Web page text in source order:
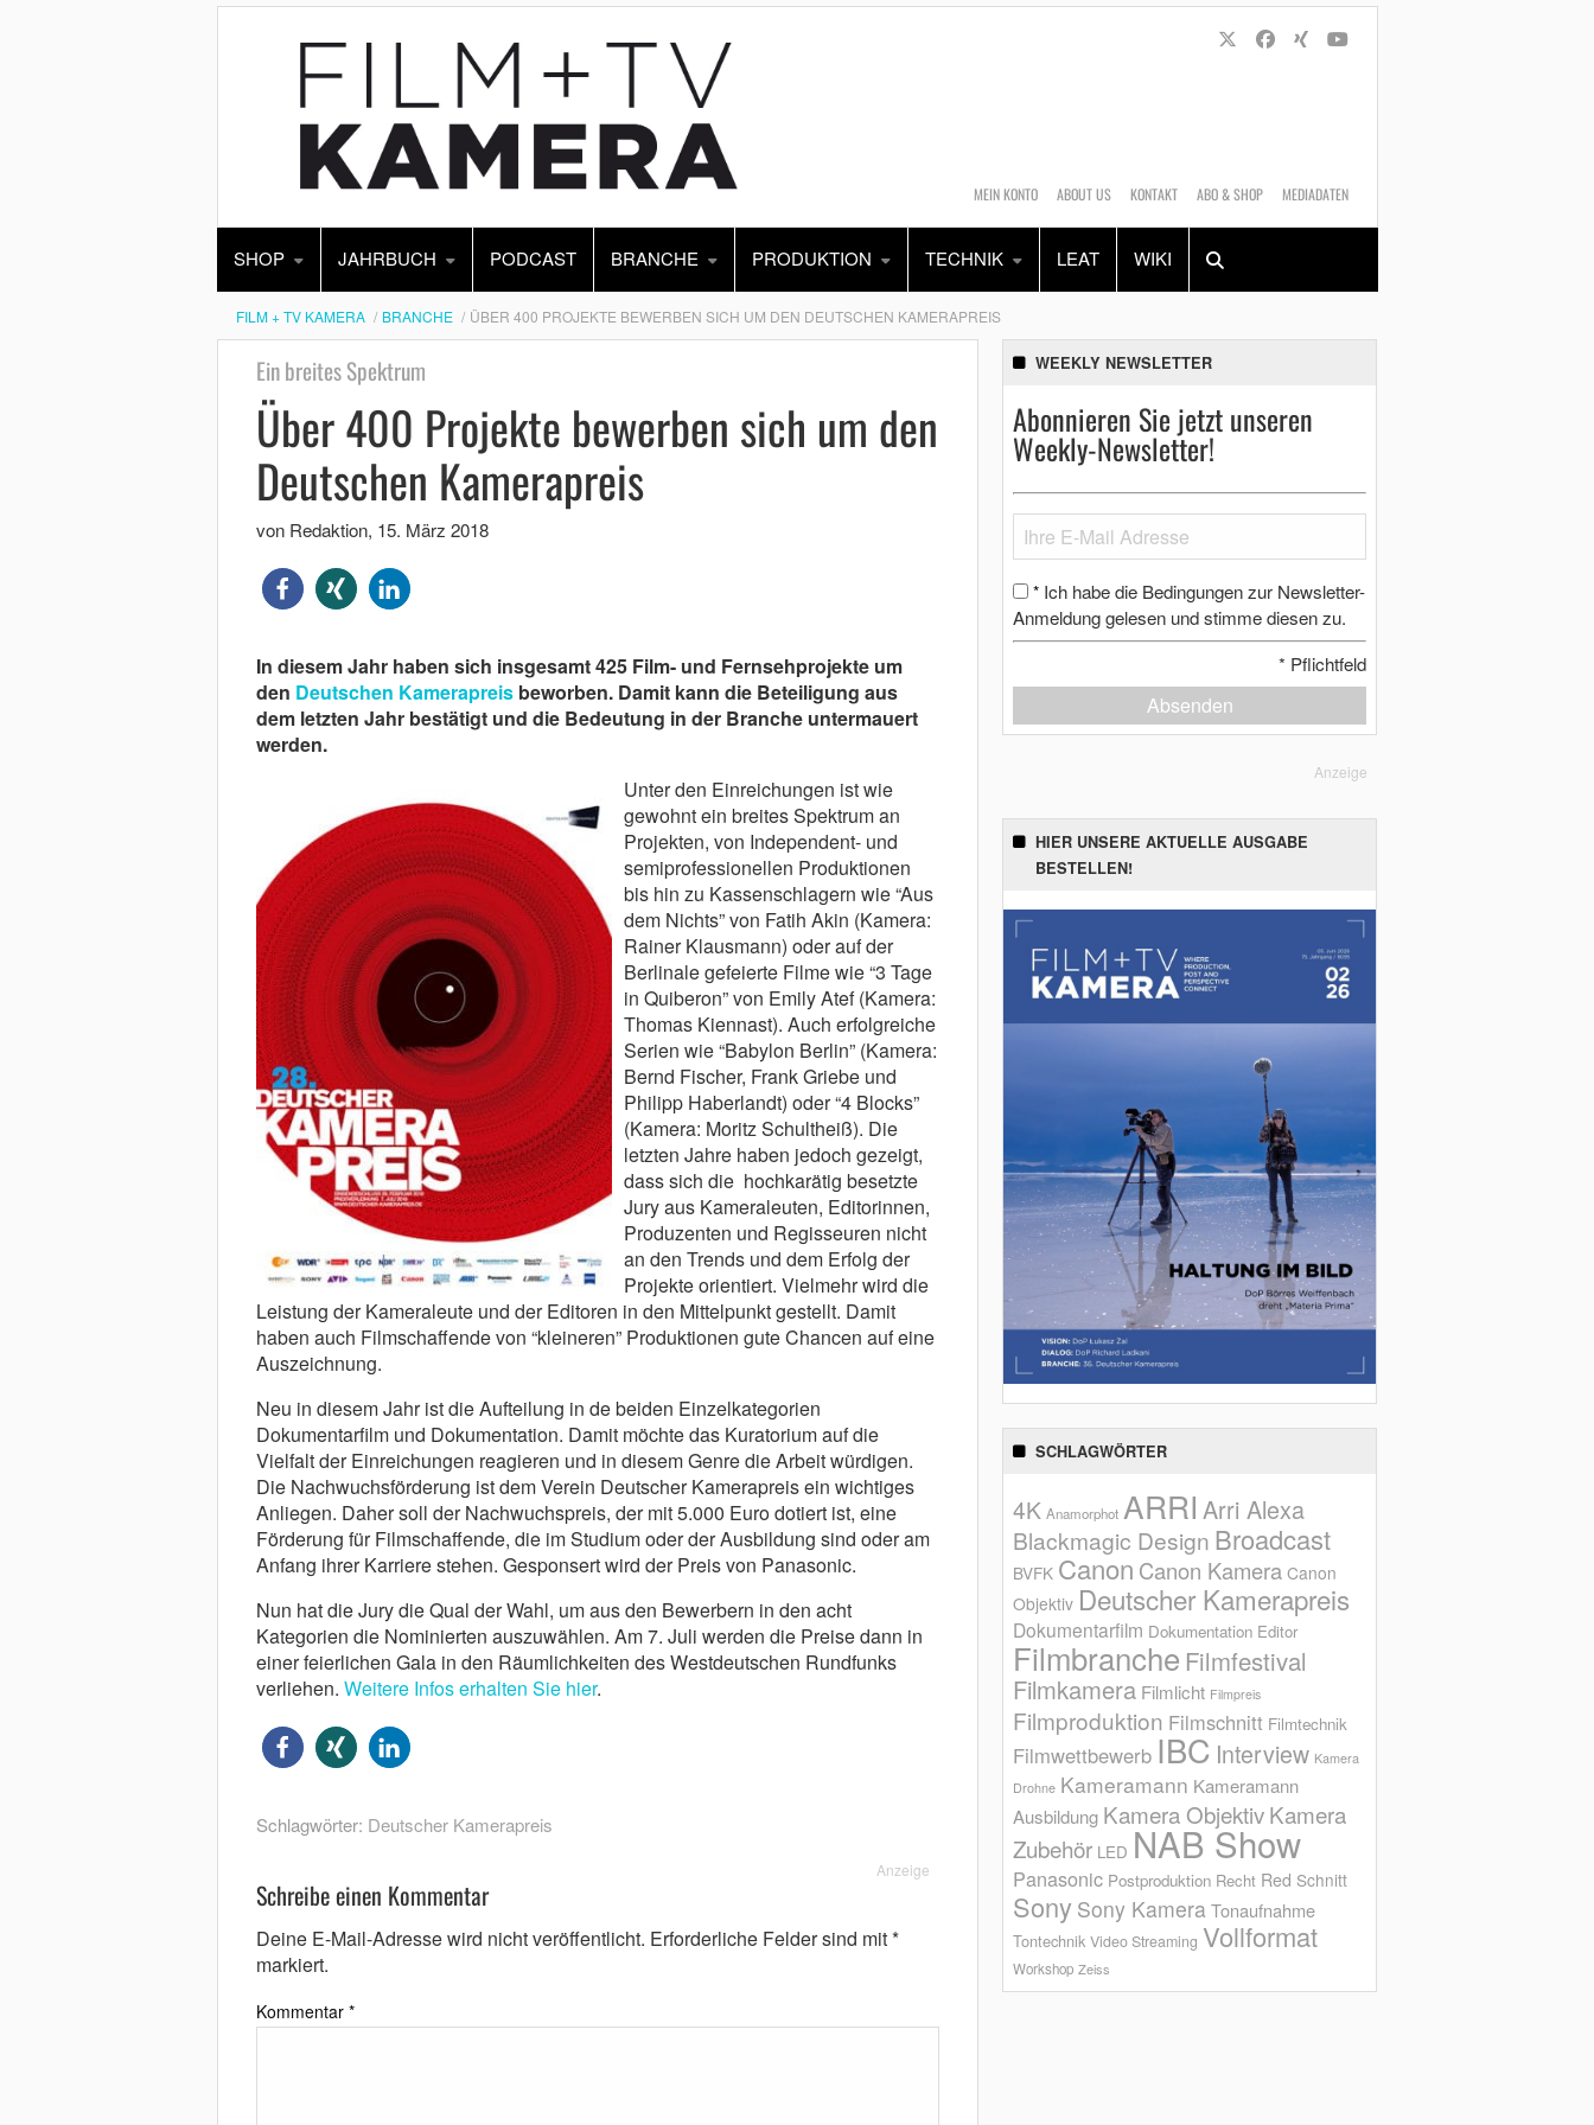
MEIN KONTO ABOUT US KONTAKT ABO & SHOP MEDIADATEN
SHOP JAHRBUCH PODCAST BRANCHE PRODUKTION TECHNIK LEAT WIKI
Alles Shop
FILM + TV KAMERA BRANCHE ÜBER 400 PROJEKTE BEWERBEN SICH UM DEN DEUTSCHEN KAMERAPREIS
Ein breites Spektrum
Über 400 Projekte bewerben sich um den
Deutschen Kamerapreis
von Redaktion, 15. März 2018
In diesem Jahr haben sich insgesamt 425 Film- und Fernsehprojekte um
den Deutschen Kamerapreisbeworben. Damit kann die Beteiligung aus
dem letzten Jahr bestätigt und die Bedeutung in der Branche untermauert
werden.
Unter den Einreichungen ist wie
gewohnt ein breites Spektrum an
Projekten, von Independent- und
semiprofessionellen Produktionen
bis hin zu Kassenschlagern wie “Aus
dem Nichts” von Fatih Akin (Kamera:
Rainer Klausmann) oder auf der
Berlinale gefeierte Filme wie “3 Tage
in Quiberon” von Emily Atef (Kamera:
Thomas Kiennast). Auch erfolgreiche
Serien wie “Babylon Berlin” (Kamera:
Bernd Fischer, Frank Griebe und
Philipp Haberlandt) oder “4 Blocks”
(Kamera: Moritz Schultheiß). Die
letzten Jahre haben jedoch gezeigt,
dass sich die hochkarätig besetzte
Jury aus Kameraleuten, Editorinnen,
Produzenten und Regisseuren nicht
an den Trends und dem Erfolg der
Projekte orientiert. Vielmehr wird die
Leistung der Kameraleute und der Editoren in den Mittelpunkt gestellt. Damit
haben auch Filmschaffende von “kleineren” Produktionen gute Chancen auf eine
Auszeichnung.
Neu in diesem Jahr ist die Aufteilung in de beiden Einzelkategorien
Dokumentarfilm und Dokumentation. Damit möchte das Kuratorium auf die
Vielfalt der Einreichungen reagieren und in diesem Genre die Arbeit würdigen.
Die Nachwuchsförderung ist dem Verein Deutscher Kamerapreis ein wichtiges
Anliegen. Daher soll der Nachwuchspreis, der mit 5.000 Euro dotiert ist, eine
Förderung für Filmschaffende, die im Studium oder der Ausbildung sind oder am
Anfang ihrer Karriere stehen. Gesponsert wird der Preis von Panasonic.
Nun hat die Jury die Qual der Wahl, um aus den Bewerbern in den acht
Kategorien die Nominierten auszuwählen. Am 7. Juli werden die Preise dann in
einer feierlichen Gala in den Räumlichkeiten des Westdeutschen Rundfunks
verliehen. Weitere Infos erhalten Sie hier.
Schlagwörter: Deutscher Kamerapreis
Anzeige
Schreibe einen Kommentar
Deine E-Mail-Adresse wird nicht veröffentlicht. Erforderliche Felder sind mit*
markiert.
Kommentar *
WEEKLY NEWSLETTER
Abonnieren Sie jetzt unseren
Weekly-Newsletter!
* Ich habe die Bedingungen zur Newsletter-
Anmeldung gelesen und stimme diesen zu.
* Pflichtfeld
Absenden
Anzeige
HIER UNSERE AKTUELLE AUSGABE
BESTELLEN!
SCHLAGWÖRTER
4K Anamorphot ARRI Arri Alexa
Blackmagic Design Broadcast
BVFK Canon Canon Kamera Canon
Objektiv Deutscher Kamerapreis
Dokumentarfilm Dokumentation Editor
Filmbranche Filmfestival
Filmkamera Filmlicht Filmpreis
Filmproduktion Filmschnitt Filmtechnik
Filmwettbewerb IBC Interview Kamera
Drohne Kameramann Kameramann
Ausbildung Kamera ObjektivKamera
Zubehör LED NAB Show
Panasonic Postproduktion Recht Red Schnitt
Sony Sony KameraTonaufnahme
Tontechnik Video Streaming Vollformat
Workshop Zeiss